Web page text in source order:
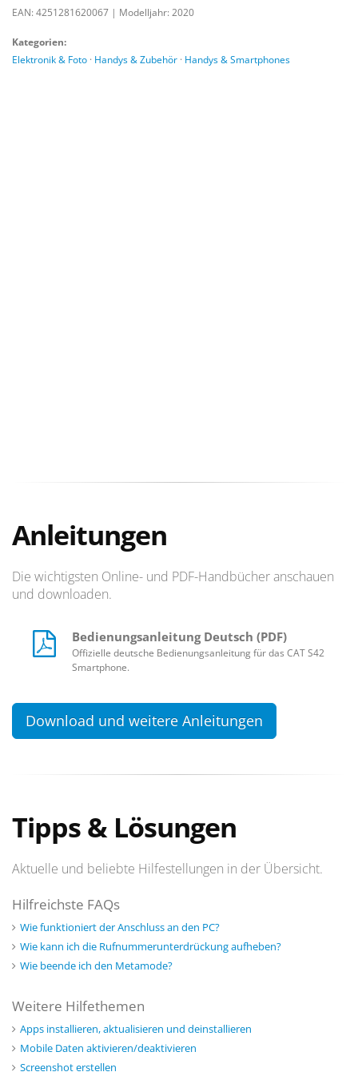
Tage mit einer Ladung. Bleiben Sie immer in Verbindung. Android 10
EAN: 4251281620067 | Modelljahr: 2020
Kategorien:
Elektronik & Foto · Handys & Zubehör · Handys & Smartphones
Anleitungen
Die wichtigsten Online- und PDF-Handbücher anschauen
und downloaden.
Bedienungsanleitung Deutsch (PDF)
Offizielle deutsche Bedienungsanleitung für das CAT S42
Smartphone.
Download und weitere Anleitungen
Tipps & Lösungen
Aktuelle und beliebte Hilfestellungen in der Übersicht.
Hilfreichste FAQs
Wie funktioniert der Anschluss an den PC?
Wie kann ich die Rufnummerunterdrückung aufheben?
Wie beende ich den Metamode?
Weitere Hilfethemen
Apps installieren, aktualisieren und deinstallieren
Mobile Daten aktivieren/deaktivieren
Screenshot erstellen